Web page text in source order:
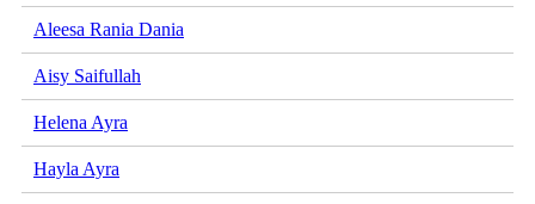
Aleesa Rania Dania
Aisy Saifullah
Helena Ayra
Hayla Ayra